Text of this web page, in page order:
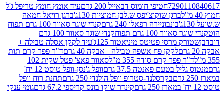
חטיפי חומוס דבאייל 200 גרם
עיד אומץ חומץ טריפל ג'ל
ברגן שוקוצ'יפס ש.לבן חמוציות 130ג'
ברגן רויאל חמאה
בונבוניירה רפאלו 240 גרם
קנדי שוגר סאוור 100 גרם תפוח
100 גרם תפוח
קנדי שוגר סאוור 100 גרם
מרסי פטיטס מיניאטור 125ג'
עיד לקקן אסלה טבילה +
לקקן פח אשפה טבילה +אבקה 40 גרם
ד"ר פפר קרם תות
פפר קרם סודה 355 מ"ל
סאוור פאצ' פטל שקית 102
בטעם פאנטה 37.5 גרם
וופל ג'נסן-וופל טוסט 12 יח'
בקרסלנד-סטרופ וופל הולנדי 250 גרם
תחנת רוח וופל
קינדר שוקו בונס קריספי 67.2 גרם
גומי ענקי